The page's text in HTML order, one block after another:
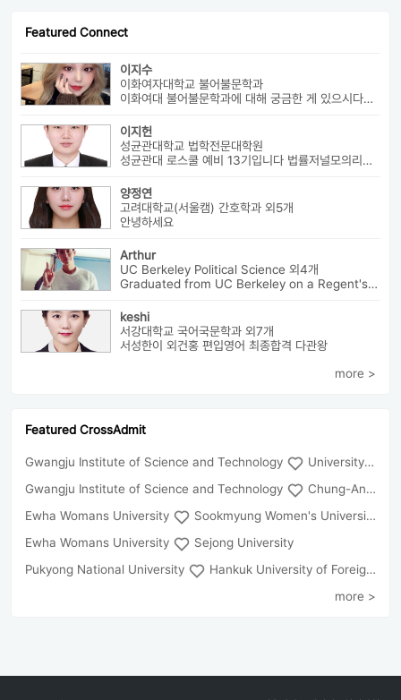
Featured Connect
이지수
이화여자대학교 불어불문학과
이화여대 불어불문학과에 대해 궁금한 게 있으시다면 번호로 연락 바랍니다...
이지헌
성균관대학교 법학전문대학원
성균관대 로스쿨 예비 13기입니다 법률저널모의리트 전체3등으로 장학금 ...
양정연
고려대학교(서울캠) 간호학과 외5개
안녕하세요
Arthur
UC Berkeley Political Science 외4개
Graduated from UC Berkeley on a Regent's Scholarship. Af...
keshi
서강대학교 국어국문학과 외7개
서성한이 외건홍 편입영어 최종합격 다관왕
more >
Featured CrossAdmit
Gwangju Institute of Science and Technology
University of Seoul
Gwangju Institute of Science and Technology
Chung-Ang University
Ewha Womans University
Sookmyung Women's University
Ewha Womans University
Sejong University
Pukyong National University
Hankuk University of Foreign Studies(Global Campus
more >